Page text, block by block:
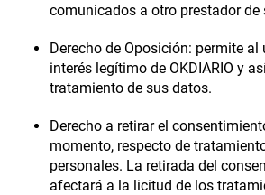
comunicados a otro prestador de
Derecho de Oposición: permite al
interés legítimo de OKDIARIO y
tratamiento de sus datos.
Derecho a retirar el
momento, respecto de
personales. La retirada del
afectará a la licitud de los